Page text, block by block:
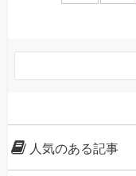
人気のある記事